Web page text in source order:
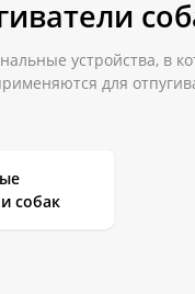
устройства, в
для
цене в
собак